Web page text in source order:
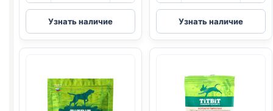
TitBit
дольки
(МИНИ
100г
Узнать наличие
TitBit
дольки
(МИНИ
70г
Узнать наличие